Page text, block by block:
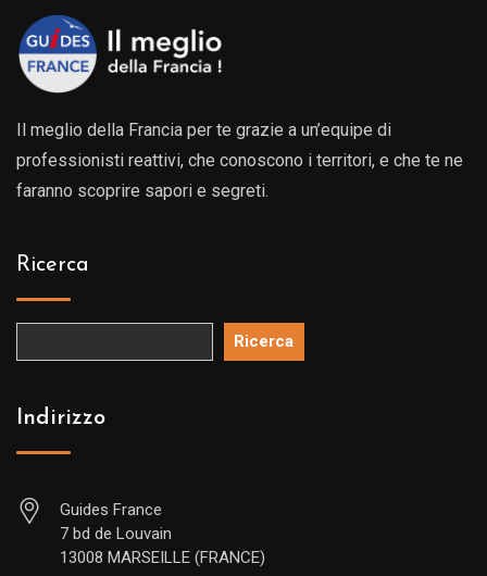
Il meglio della Francia per te grazie a un’equipe di
professionisti reattivi, che conoscono i territori, e che te ne
faranno scoprire sapori e segreti.
Ricerca
Ricerca
Indirizzo
Guides France
7 bd de Louvain
13008 MARSEILLE (FRANCE)